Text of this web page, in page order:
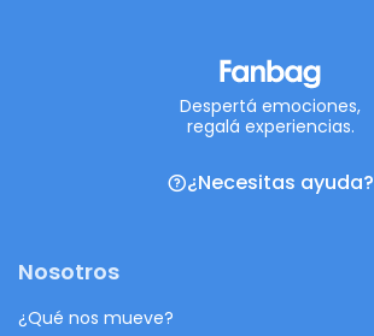
Despertá emociones,
regalá experiencias.
¿Necesitas ayuda?
Nosotros
¿Qué nos mueve?